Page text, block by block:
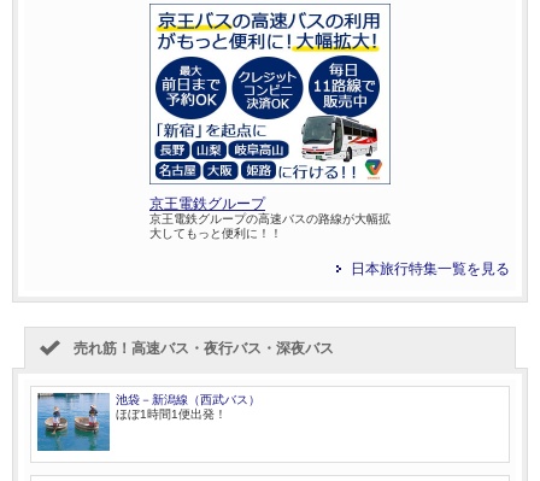
京王電鉄グループ
京王電鉄グループの高速バスの路線が大幅拡
大してもっと便利に！！
日本旅行特集一覧を見る
売れ筋！高速バス・夜行バス・深夜バス
池袋－新潟線（西武バス）
ほぼ1時間1便出発！